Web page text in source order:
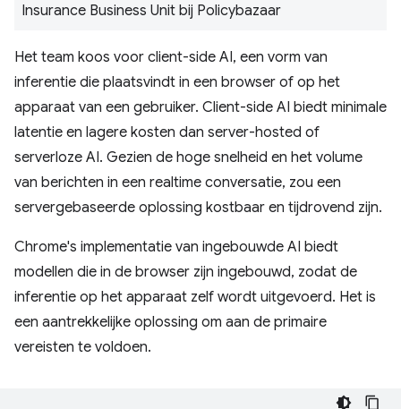
Insurance Business Unit bij Policybazaar
Het team koos voor client-side AI, een vorm van
inferentie die plaatsvindt in een browser of op het
apparaat van een gebruiker. Client-side AI biedt minimale
latentie en lagere kosten dan server-hosted of
serverloze AI. Gezien de hoge snelheid en het volume
van berichten in een realtime conversatie, zou een
servergebaseerde oplossing kostbaar en tijdrovend zijn.
Chrome's implementatie van ingebouwde AI biedt
modellen die in de browser zijn ingebouwd, zodat de
inferentie op het apparaat zelf wordt uitgevoerd. Het is
een aantrekkelijke oplossing om aan de primaire
vereisten te voldoen.